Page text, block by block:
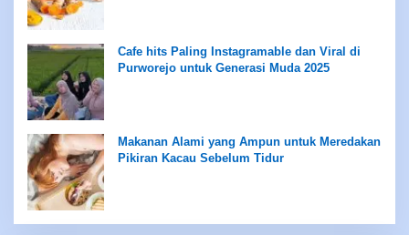
Cafe hits Paling Instagramable dan Viral di
Purworejo untuk Generasi Muda 2025
Makanan Alami yang Ampun untuk Meredakan
Pikiran Kacau Sebelum Tidur